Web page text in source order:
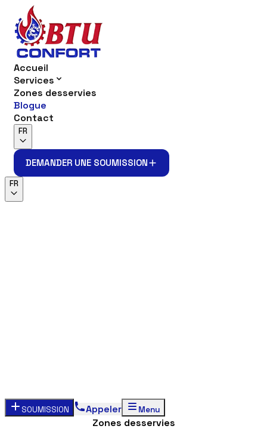
Accueil
Services
Zones desservies
Blogue
Contact
FR
DEMANDER UNE SOUMISSION
FR
SOUMISSION Appeler Menu
Zones desservies